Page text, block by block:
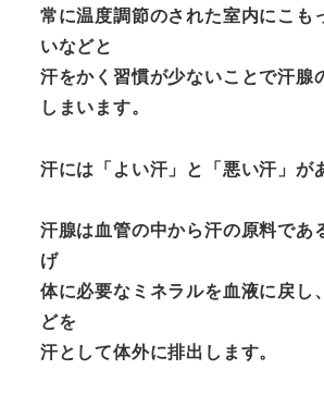
常に温度調節のされた室内にこも
いなどと
汗をかく習慣が少ないことで汗腺
しまいます。
汗には「よい汗」と「悪い汗」が
汗腺は血管の中から汗の原料であ
げ
体に必要なミネラルを血液に戻し
どを
汗として体外に排出します。